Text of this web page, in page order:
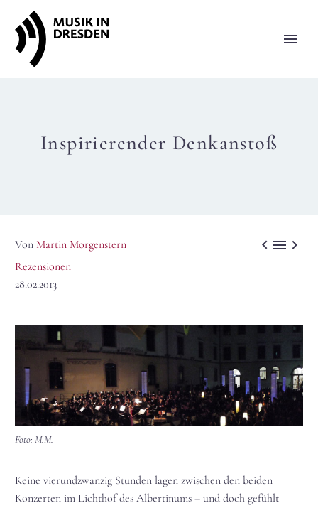
Inspirierender Denkanstoß
  
Von Martin Morgenstern
Rezensionen
28.02.2013
Foto: M.M.
Keine vierundzwanzig Stunden lagen zwischen den beiden
Konzerten im Lichthof des Albertinums – und doch gefühlt